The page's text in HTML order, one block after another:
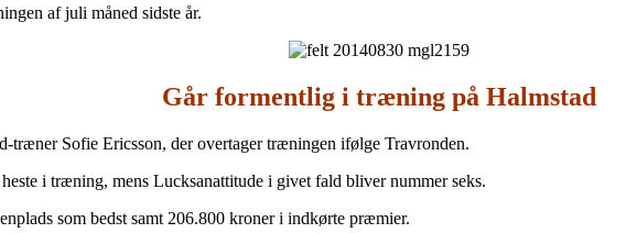
af juli måned sidste år.
Går formentlig i træning på Halmstad
træner Sofie Ericsson, der overtager træningen ifølge Travronden.
i træning, mens Lucksanattitude i givet fald bliver nummer seks.
som bedst samt 206.800 kroner i indkørte præmier.